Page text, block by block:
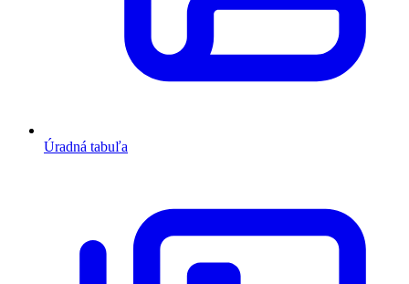
Úradná tabuľa